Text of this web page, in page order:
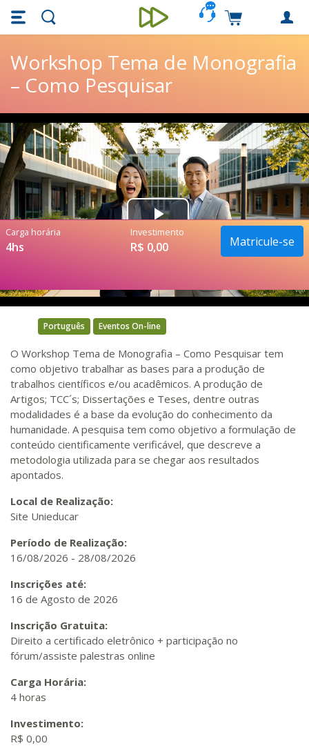
Skip main navigation
Skip to main content
Unieducar
Carrinho de
Workshop Tema de Monografia
– Como Pesquisar
Play
Carga horária
4hs
Investimento
R$ 0,00 Matricule-se
Português Eventos On-line
O Workshop Tema de Monografia – Como Pesquisar tem
como objetivo trabalhar as bases para a produção de
trabalhos científicos e/ou acadêmicos. A produção de
Artigos; TCC´s; Dissertações e Teses, dentre outras
modalidades é a base da evolução do conhecimento da
humanidade. A pesquisa tem como objetivo a formulação de
conteúdo cientificamente verificável, que descreve a
metodologia utilizada para se chegar aos resultados
apontados.
Local de Realização:
Site Unieducar
Período de Realização:
16/08/2026 - 28/08/2026
Inscrições até:
16 de Agosto de 2026
Inscrição Gratuita:
Direito a certificado eletrônico + participação no
fórum/assiste palestras online
Carga Horária:
4 horas
Investimento:
R$ 0,00